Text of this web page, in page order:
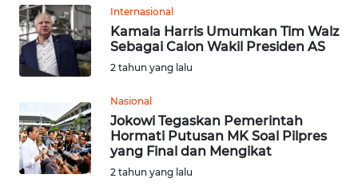
Internasional
Kamala Harris Umumkan Tim Walz
Sebagai Calon Wakil Presiden AS
2 tahun yang lalu
Nasional
Jokowi Tegaskan Pemerintah
Hormati Putusan MK Soal Pilpres
yang Final dan Mengikat
2 tahun yang lalu
WN
JAKARTA
JABAR
WN
BANTEN